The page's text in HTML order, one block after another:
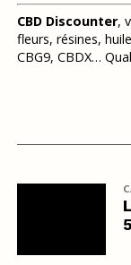
CBD Discounter,
fleurs, résines,
CBG9, CBDX…